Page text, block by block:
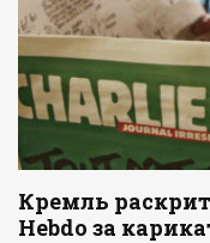
Кремль
Hebdo за